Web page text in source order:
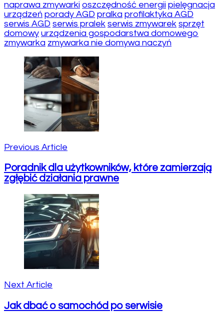
naprawa zmywarki oszczędność energii pielęgnacja
urządzeń porady AGD pralka profilaktyka AGD
serwis AGD serwis pralek serwis zmywarek sprzęt
domowy urządzenia gospodarstwa domowego
zmywarka zmywarka nie domywa naczyń
Post
Navigation
Previous Article
Poradnik dla użytkowników, które zamierzają
zgłębić działania prawne
Next Article
Jak dbać o samochód po serwisie